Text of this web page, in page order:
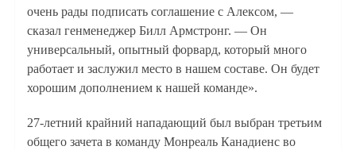
очень рады подписать соглашение с Алексом, —
сказал генменеджер Билл Армстронг. — Он
универсальный, опытный форвард, который много
работает и заслужил место в нашем составе. Он будет
хорошим дополнением к нашей команде».
27-летний крайний нападающий был выбран третьим
общего зачета в команду Монреаль Канадиенс во